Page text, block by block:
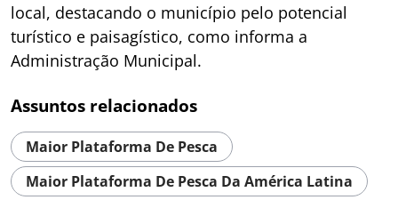
local, destacando o município pelo potencial
turístico e paisagístico, como informa a
Administração Municipal.
Assuntos relacionados
Maior Plataforma De Pesca
Maior Plataforma De Pesca Da América Latina